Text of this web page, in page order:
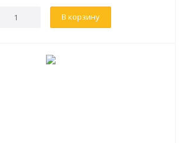
В корзину